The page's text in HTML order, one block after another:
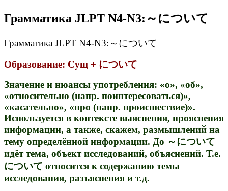
Грамматика JLPT N4-N3:～について
Грамматика JLPT N4-N3:～について
Образование: Сущ + について
Значение и нюансы употребления: «о», «об»,
«относительно (напр. поинтересоваться)»,
«касательно», «про (напр. происшествие)».
Используется в контексте выяснения, прояснения
информации, а также, скажем, размышлений на
тему определённой информации. До ～について
идёт тема, объект исследований, объяснений. Т.е.
について относится к содержанию темы
исследования, разъяснения и т.д.